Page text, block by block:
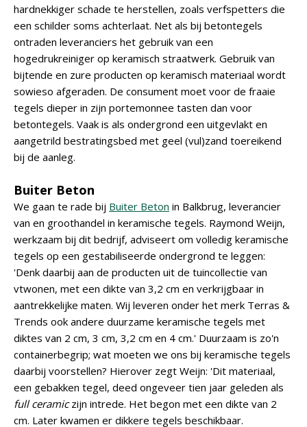
hardnekkiger schade te herstellen, zoals verfspetters die
een schilder soms achterlaat. Net als bij betontegels
ontraden leveranciers het gebruik van een
hogedrukreiniger op keramisch straatwerk. Gebruik van
bijtende en zure producten op keramisch materiaal wordt
sowieso afgeraden. De consument moet voor de fraaie
tegels dieper in zijn portemonnee tasten dan voor
betontegels. Vaak is als ondergrond een uitgevlakt en
aangetrild bestratingsbed met geel (vul)zand toereikend
bij de aanleg.
Buiter Beton
We gaan te rade bij Buiter Beton in Balkbrug, leverancier
van en groothandel in keramische tegels. Raymond Weijn,
werkzaam bij dit bedrijf, adviseert om volledig keramische
tegels op een gestabiliseerde ondergrond te leggen:
'Denk daarbij aan de producten uit de tuincollectie van
vtwonen, met een dikte van 3,2 cm en verkrijgbaar in
aantrekkelijke maten. Wij leveren onder het merk Terras &
Trends ook andere duurzame keramische tegels met
diktes van 2 cm, 3 cm, 3,2 cm en 4 cm.' Duurzaam is zo'n
containerbegrip; wat moeten we ons bij keramische tegels
daarbij voorstellen? Hierover zegt Weijn: 'Dit materiaal,
een gebakken tegel, deed ongeveer tien jaar geleden als
full ceramiczijn intrede. Het begon met een dikte van 2
cm. Later kwamen er dikkere tegels beschikbaar.